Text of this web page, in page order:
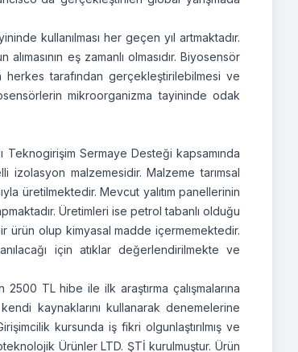
kullanılması her geçen yıl artmaktadır.
eş zamanlı olmasıdır. Biyosensör
herkes tarafından gerçekleştirilebilmesi ve
mikroorganizma tayininde odak
Teknogirişim Sermaye Desteği kapsamında
izolasyon malzemesidir. Malzeme tarımsal
üretilmektedir. Mevcut yalıtım panellerinin
Üretimleri ise petrol tabanlı olduğu
ürün olup kimyasal madde içermemektedir.
için atıklar değerlendirilmekte ve
2500 TL hibe ile ilk araştırma çalışmalarına
kaynaklarını kullanarak denemelerine
kursunda iş fikri olgunlaştırılmış ve
Ürünler LTD. ŞTİ kurulmuştur. Ürün